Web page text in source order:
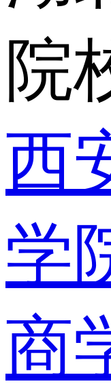
院
西
学
商